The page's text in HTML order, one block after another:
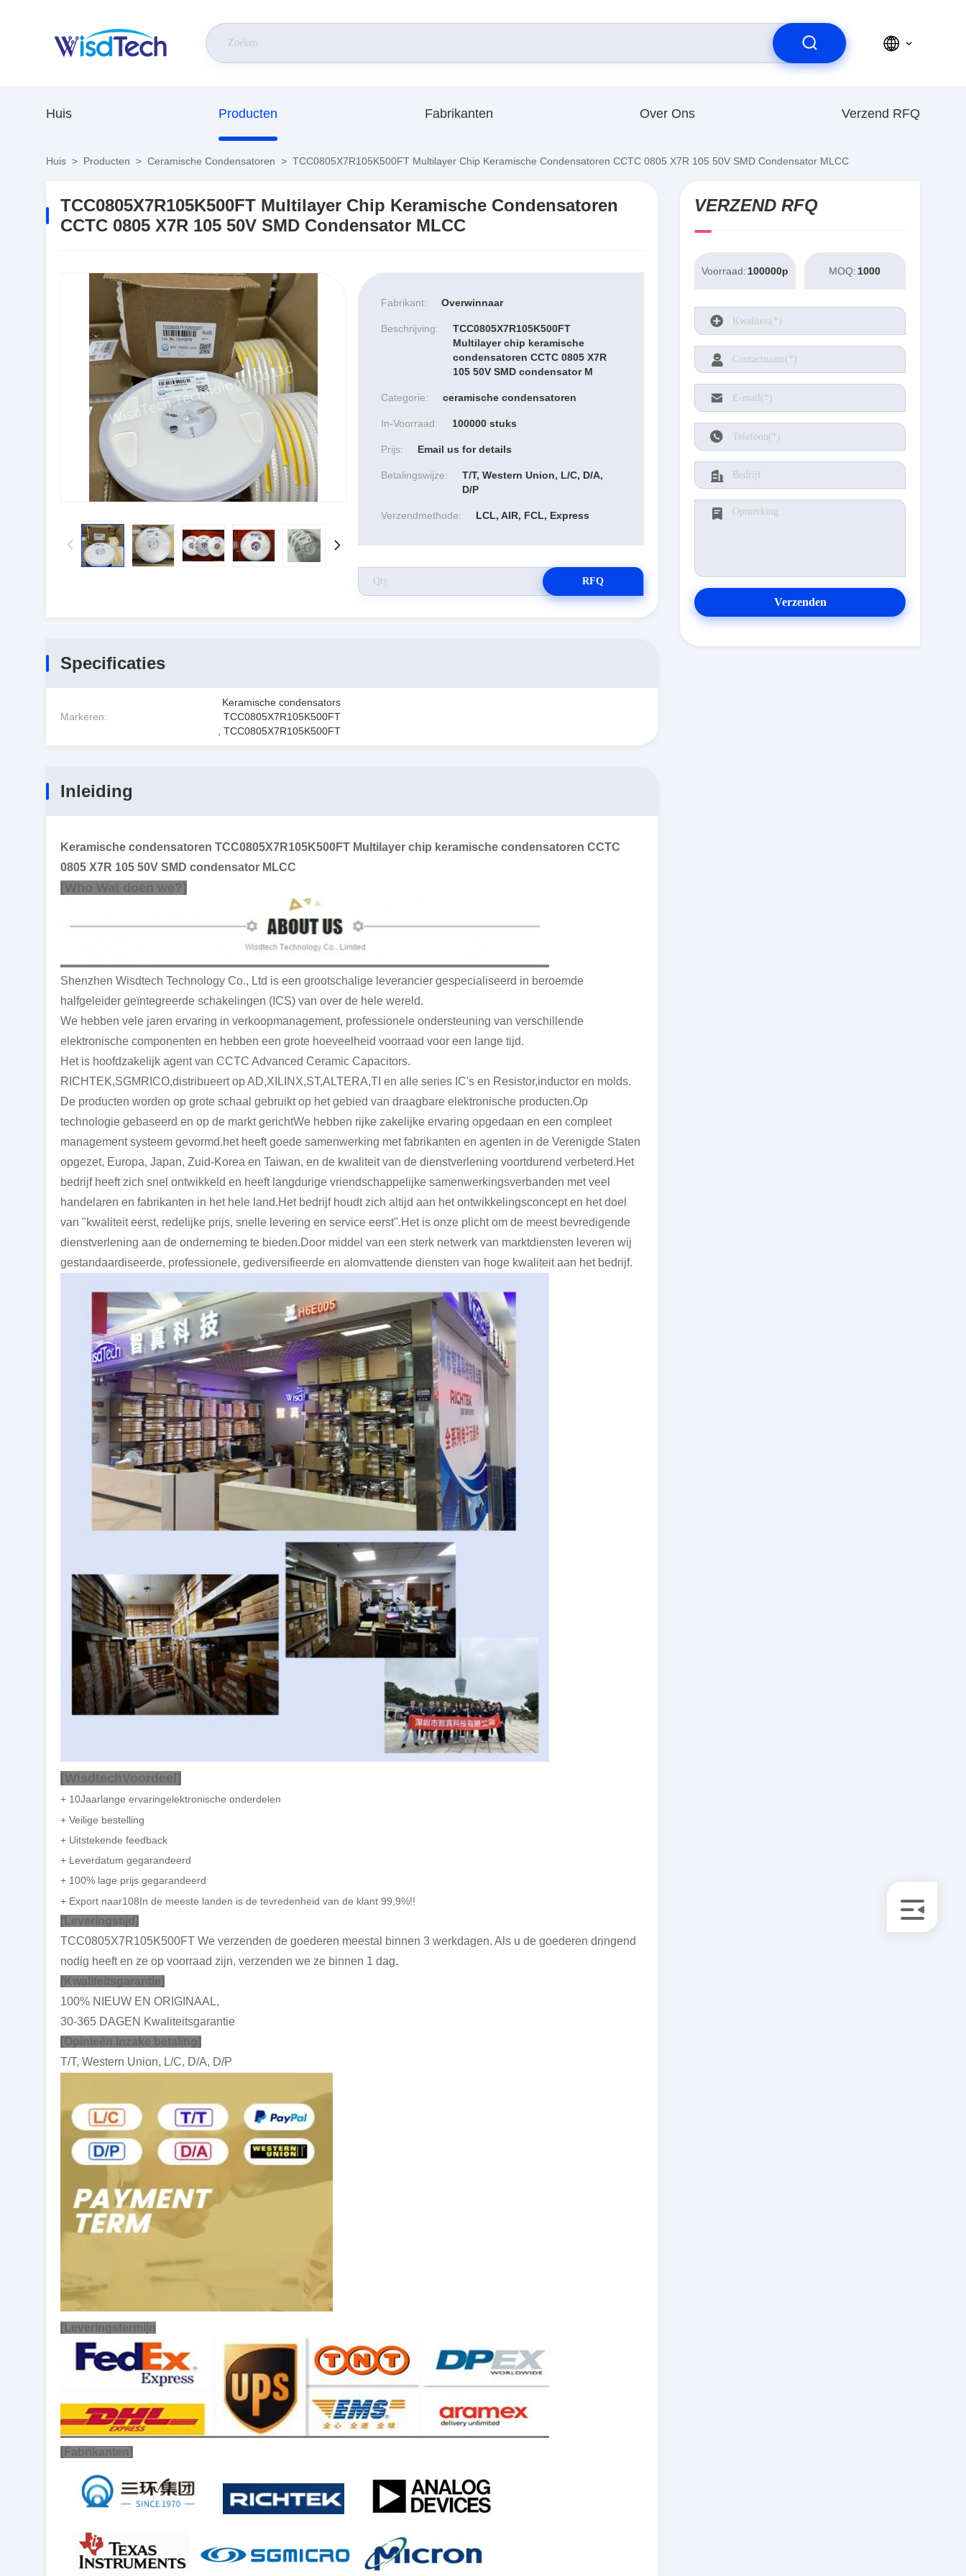
Huis Producten Fabrikanten Over Ons Verzend RFQ
Huis > Producten > Ceramische Condensatoren > TCC0805X7R105K500FT Multilayer Chip Keramische Condensatoren CCTC 0805 X7R 105 50V SMD Condensator MLCC
TCC0805X7R105K500FT Multilayer Chip Keramische Condensatoren
CCTC 0805 X7R 105 50V SMD Condensator MLCC
Fabrikant: Overwinnaar
Beschrijving:
TCC0805X7R105K500FT
Multilayer chip keramische
condensatoren CCTC 0805 X7R
105 50V SMD condensator M
Categorie: ceramische condensatoren
In-Voorraad: 100000 stuks
Prijs: Email us for details
Betalingswijze:
T/T, Western Union, L/C, D/A,
D/P
Verzendmethode: LCL, AIR, FCL, Express
RFQ
Specificaties
Markeren:
Keramische condensators
TCC0805X7R105K500FT
TCC0805X7R105K500FT
Inleiding
Keramische condensatoren TCC0805X7R105K500FT Multilayer chip keramische condensatoren CCTC
0805 X7R 105 50V SMD condensator MLCC
[Who Wat doen we?]
Shenzhen Wisdtech Technology Co., Ltd is een grootschalige leverancier gespecialiseerd in beroemde
halfgeleider geïntegreerde schakelingen (ICS) van over de hele wereld.
We hebben vele jaren ervaring in verkoopmanagement, professionele ondersteuning van verschillende
elektronische componenten en hebben een grote hoeveelheid voorraad voor een lange tijd.
Het is hoofdzakelijk agent van CCTC Advanced Ceramic Capacitors.
RICHTEK,SGMRICO,distribueert op AD,XILINX,ST,ALTERA,TI en alle series IC's en Resistor,inductor en molds.
De producten worden op grote schaal gebruikt op het gebied van draagbare elektronische producten.Op
technologie gebaseerd en op de markt gerichtWe hebben rijke zakelijke ervaring opgedaan en een compleet
management systeem gevormd.het heeft goede samenwerking met fabrikanten en agenten in de Verenigde Staten
opgezet, Europa, Japan, Zuid-Korea en Taiwan, en de kwaliteit van de dienstverlening voortdurend verbeterd.Het
bedrijf heeft zich snel ontwikkeld en heeft langdurige vriendschappelijke samenwerkingsverbanden met veel
handelaren en fabrikanten in het hele land.Het bedrijf houdt zich altijd aan het ontwikkelingsconcept en het doel
van "kwaliteit eerst, redelijke prijs, snelle levering en service eerst".Het is onze plicht om de meest bevredigende
dienstverlening aan de onderneming te bieden.Door middel van een sterk netwerk van marktdiensten leveren wij
gestandaardiseerde, professionele, gediversifieerde en alomvattende diensten van hoge kwaliteit aan het bedrijf.
[WisdtechVoordeel]
+ 10Jaarlange ervaringelektronische onderdelen
+ Veilige bestelling
+ Uitstekende feedback
+ Leverdatum gegarandeerd
+ 100% lage prijs gegarandeerd
+ Export naar108In de meeste landen is de tevredenheid van de klant 99,9%!!
[Leveringstijd]
TCC0805X7R105K500FT We verzenden de goederen meestal binnen 3 werkdagen. Als u de goederen dringend
nodig heeft en ze op voorraad zijn, verzenden we ze binnen 1 dag.
[Kwaliteitsgarantie]
100% NIEUW EN ORIGINAAL,
30-365 DAGEN Kwaliteitsgarantie
[Opinieën inzake betaling]
T/T, Western Union, L/C, D/A, D/P
[Leveringstermijn
[Fabrikanten]
VERZEND RFQ
Voorraad: 100000pcs MOQ: 1000
Verzenden